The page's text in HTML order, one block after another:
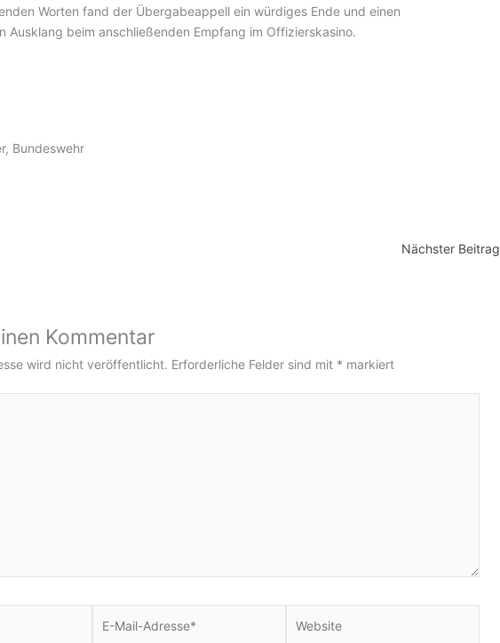
Worten fand der Übergabeappell ein würdiges Ende und einen
Ausklang beim anschließenden Empfang im Offizierskasino.
Bundeswehr
Nächster Beitrag
Kommentar
wird nicht veröffentlicht. Erforderliche Felder sind mit * markiert
Mail-